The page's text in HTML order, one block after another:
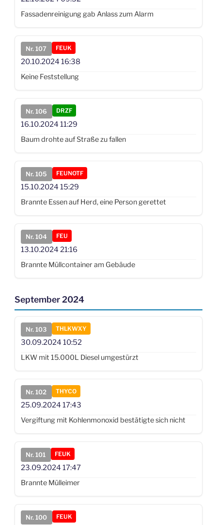
Fassadenreinigung gab Anlass zum Alarm
Nr. 107 FEUK
20.10.2024 16:38
Keine Feststellung
Nr. 106 DRZF
16.10.2024 11:29
Baum drohte auf Straße zu fallen
Nr. 105 FEUNOTF
15.10.2024 15:29
Brannte Essen auf Herd, eine Person gerettet
Nr. 104 FEU
13.10.2024 21:16
Brannte Müllcontainer am Gebäude
September 2024
Nr. 103 THLKWXY
30.09.2024 10:52
LKW mit 15.000L Diesel umgestürzt
Nr. 102 THYCO
25.09.2024 17:43
Vergiftung mit Kohlenmonoxid bestätigte sich nicht
Nr. 101 FEUK
23.09.2024 17:47
Brannte Mülleimer
Nr. 100 FEUK